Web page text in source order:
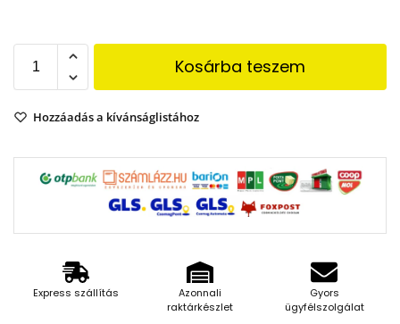
Kosárba teszem
Hozzáadás a kívánságlistához
Express szállítás
Azonnali
raktárkészlet
Gyors
ügyfélszolgálat